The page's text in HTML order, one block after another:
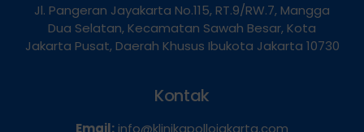
Dua Selatan, Kecamatan Sawah Besar, Kota
Jakarta Pusat, Daerah Khusus Ibukota Jakarta 10730
Phone:0821-1099-9870